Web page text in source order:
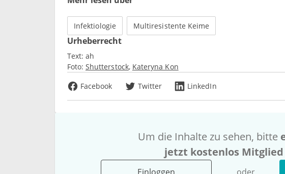
Infektiologie Multiresistente Keime
Urheberrecht
Text: ah
Foto: Shutterstock Kateryna Kon
Facebook
Twitter LinkedIn
Um die Inhalte zu sehen, bitte
jetzt kostenlos